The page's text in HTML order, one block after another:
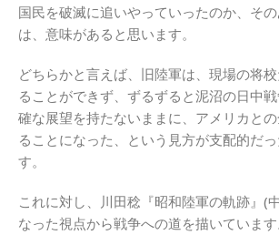
国民を破滅に追いやっていったのか、そ
は、意味があると思います。
どちらかと言えば、旧陸軍は、現場の将
ることができず、ずるずると泥沼の日中
確な展望を持たないままに、アメリカと
ることになった、という見方が支配的だ
す。
これに対し、川田稔『昭和陸軍の軌跡』(
なった視点から戦争への道を描いています